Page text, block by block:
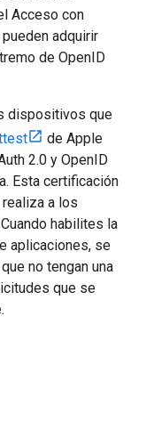
Acceso con
adquirir
de OpenID
dispositivos que
de Apple
2.0 y OpenID
Esta certificación
a los
habilites la
aplicaciones, se
no tengan una
que se